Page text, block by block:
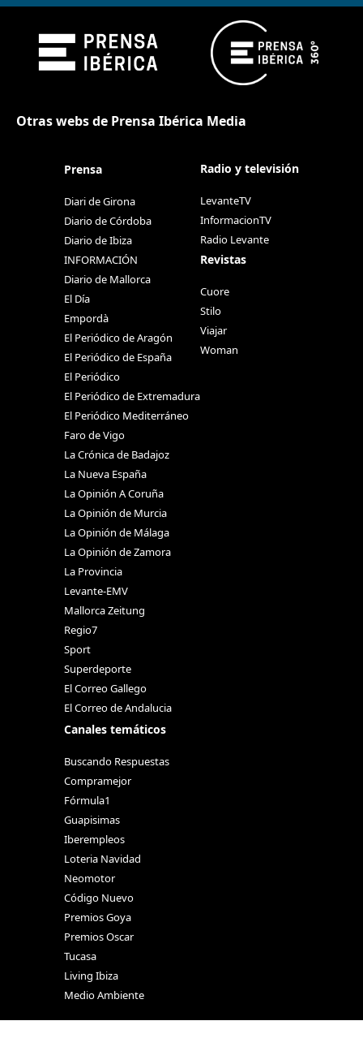
Otras webs de Prensa Ibérica Media
Prensa
Diari de Girona
Diario de Córdoba
Diario de Ibiza
INFORMACIÓN
Diario de Mallorca
El Día
Empordà
El Periódico de Aragón
El Periódico de España
El Periódico
El Periódico de Extremadura
El Periódico Mediterráneo
Faro de Vigo
La Crónica de Badajoz
La Nueva España
La Opinión A Coruña
La Opinión de Murcia
La Opinión de Málaga
La Opinión de Zamora
La Provincia
Levante-EMV
Mallorca Zeitung
Regio7
Sport
Superdeporte
El Correo Gallego
El Correo de Andalucia
Canales temáticos
Buscando Respuestas
Compramejor
Fórmula1
Guapisimas
Iberempleos
Loteria Navidad
Neomotor
Código Nuevo
Premios Goya
Premios Oscar
Tucasa
Living Ibiza
Medio Ambiente
Radio y televisión
LevanteTV
InformacionTV
Radio Levante
Revistas
Cuore
Stilo
Viajar
Woman